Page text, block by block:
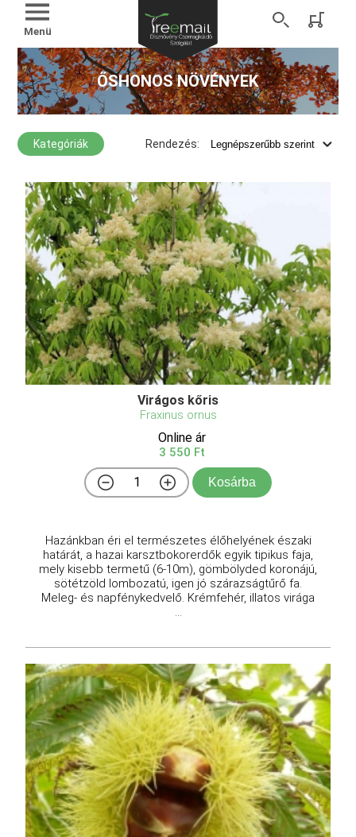
Menü
ŐSHONOS NÖVÉNYEK
Kategóriák Rendezés:
Virágos kőris
Fraxinus ornus
Online ár
3 550 Ft
Kosárba
Hazánkban éri el természetes élőhelyének északi
határát, a hazai karsztbokorerdők egyik tipikus faja,
mely kisebb termetű (6-10m), gömbölyded koronájú,
sötétzöld lombozatú, igen jó szárazságtűrő fa.
Meleg- és napfénykedvelő. Krémfehér, illatos virága
...